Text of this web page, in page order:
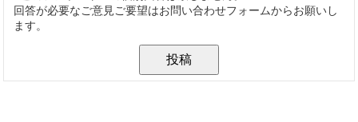
回答が必要なご意見ご要望はお問い合わせフォームからお願いし
ます。